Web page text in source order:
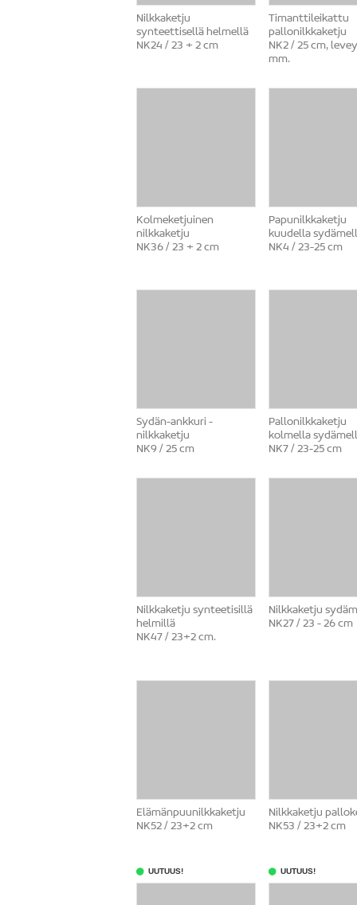
Nilkkaketju
synteettisellä helmellä
NK24 / 23 + 2 cm
Timanttileikattu
pallonilkkaketju
NK2 / 25 cm,
mm.
Kolmeketjuinen
nilkkaketju
NK36 / 23 + 2 cm
Papunilkkaketju
kuudella
NK4 / 23-25 cm
Sydän-ankkuri -
nilkkaketju
NK9 / 25 cm
Pallonilkkaketju
kolmella
NK7 / 23-25 cm
Nilkkaketju synteetisillä
helmillä
NK47 / 23+2 cm.
Nilkkaketju
NK27 / 23 - 26 cm
Elämänpuunilkkaketju
NK52 / 23+2 cm
Nilkkaketju
NK53 / 23+2 cm
UUTUUS! UUTUUS!